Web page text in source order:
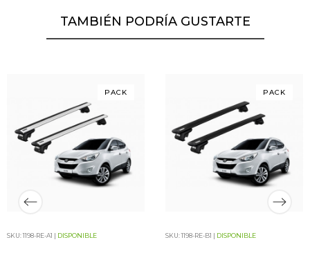
TAMBIÉN PODRÍA GUSTARTE
SKU: 1198-RE-A1 | DISPONIBLE
PACK
SKU: 1198-RE-B1 | DISPONIBLE
PACK